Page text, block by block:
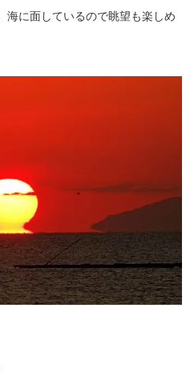
海に面しているので眺望も楽しめ